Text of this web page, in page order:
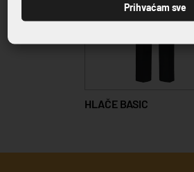
HLAČE BASIC
Prihvaćam sve